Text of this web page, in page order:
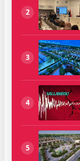
2
3
4
5